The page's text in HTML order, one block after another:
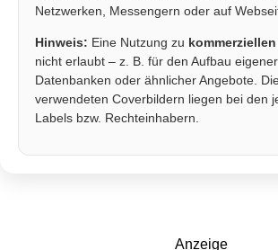
Netzwerken, Messengern oder auf
Hinweis: Eine Nutzung zu
nicht erlaubt – z. B. für den Aufbau
Datenbanken oder ähnlicher Angebote.
verwendeten Coverbildern liegen bei den
Labels bzw. Rechteinhabern.
Anzeige